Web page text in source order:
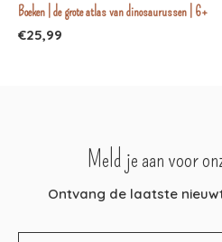
Boeken | de grote atlas van dinosaurussen | 6+
€25,99
Meld je aan voor
Ontvang de laatste